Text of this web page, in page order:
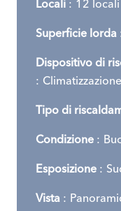
Locali 12 locali
Superficie lorda
Dispositivo di
Climatizzazione
Tipo di
Condizione
Esposizione
Vista